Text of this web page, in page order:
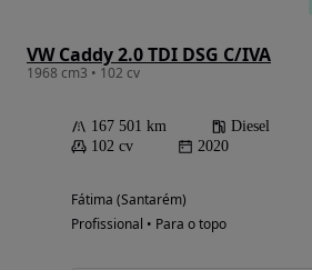
VW Caddy 2.0 TDI DSG C/IVA
1968 cm3 • 102 cv
167 501 km Diesel
102 cv
2020
Fátima (Santarém)
Profissional • Para o topo